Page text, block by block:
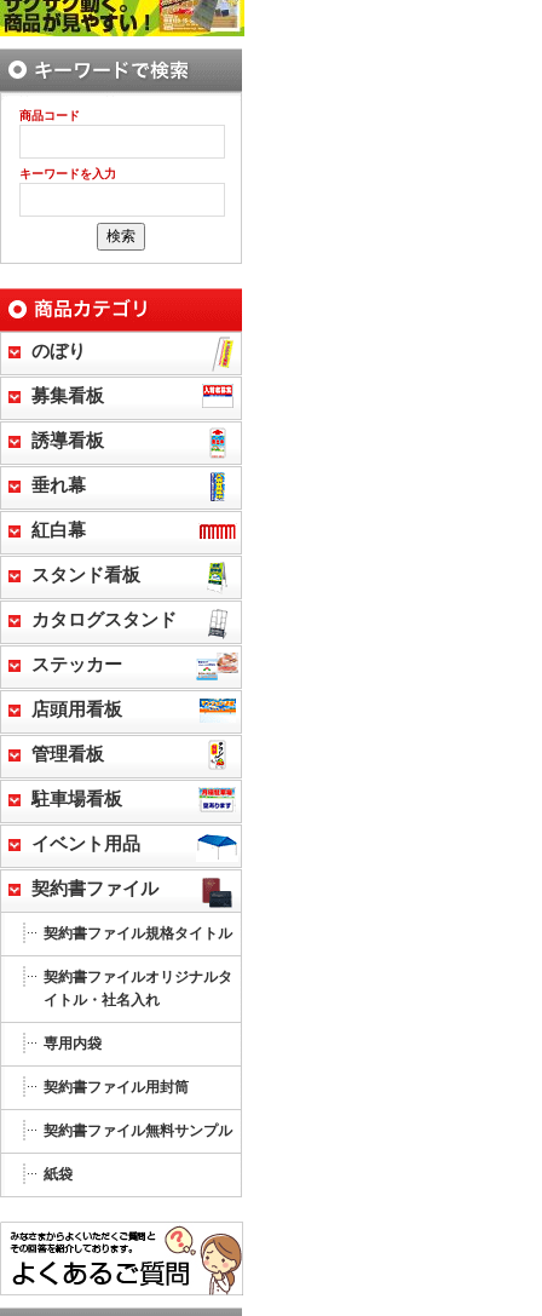
商品コード
キーワードを入力
のぼり
募集看板
誘導看板
垂れ幕
紅白幕
スタンド看板
カタログスタンド
ステッカー
店頭用看板
管理看板
駐車場看板
イベント用品
契約書ファイル
契約書ファイル規格タイトル
契約書ファイルオリジナルタ
イトル・社名入れ
専用内袋
契約書ファイル用封筒
契約書ファイル無料サンプル
紙袋